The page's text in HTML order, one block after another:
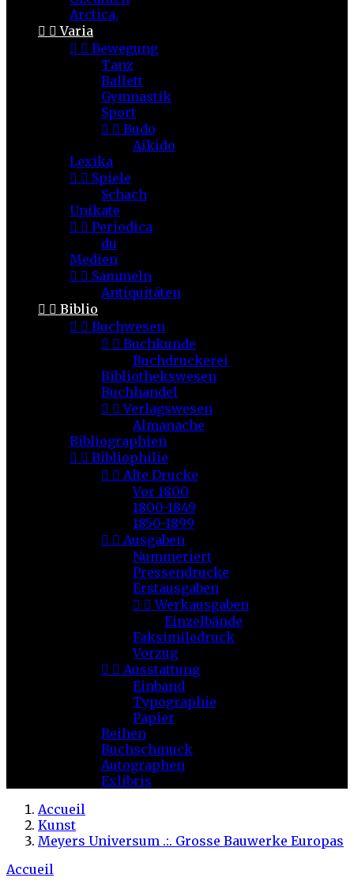
Arctica,
  Varia
  Bewegung
Tanz
Ballett
Gymnastik
Sport
  Budo
Aikido
Lexika
  Spiele
Schach
Unikate
  Periodica
du
Medien
  Sammeln
Antiquitäten
  Biblio
  Buchwesen
  Buchkunde
Buchdruckerei
Bibliothekswesen
Buchhandel
  Verlagswesen
Almanache
Bibliographien
  Bibliophilie
  Alte Drucke
Vor 1800
1800-1849
1850-1899
  Ausgaben
Nummeriert
Pressendrucke
Erstausgaben
  Werkausgaben
Einzelbände
Faksimiledruck
Vorzug
  Ausstattung
Einband
Typographie
Papier
Reihen
Buchschmuck
Autographen
Exlibris
Accueil
Kunst
Meyers Universum .:. Grosse Bauwerke Europas
Accueil